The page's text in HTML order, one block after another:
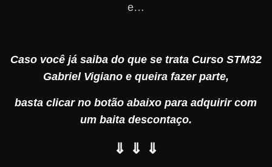
e…
Caso você já saiba do que se trata Curso STM32
Gabriel Vigiano e queira fazer parte,
basta clicar no botão abaixo para adquirir com
um baita descontaço.
⇓ ⇓ ⇓